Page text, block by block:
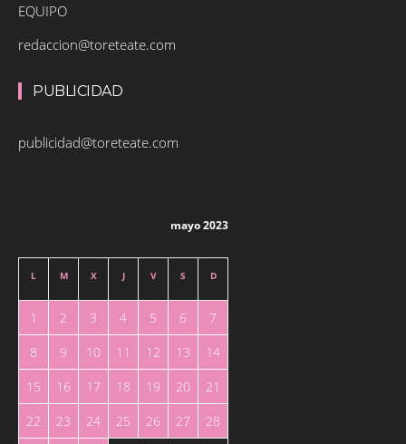
EQUIPO
redaccion@toreteate.com
PUBLICIDAD
publicidad@toreteate.com
mayo 2023
L M X J V S D
1 2 3 4 5 6
7
8
9 10 11 12 13
14
15
16 17 18 19 20
21
22
23 24 25 26 27 28